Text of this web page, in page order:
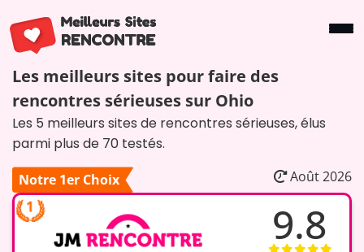
Les meilleurs sites pour faire des
rencontres sérieuses sur Ohio
Les 5 meilleurs sites de rencontres sérieuses, élus
parmi plus de 70 testés.
Notre 1er Choix Août 2026
9.8